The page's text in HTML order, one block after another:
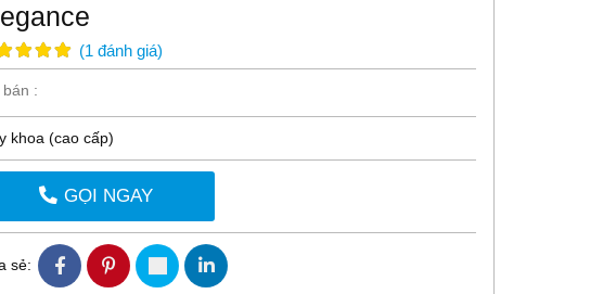
(1đánh giá)
bán :
khoa (cao cấp)
GỌI NGAY
sẻ: